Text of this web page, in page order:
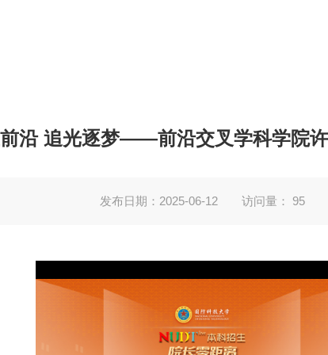
沿 追光逐梦——前沿交叉学科学院
发布日期：2025-06-12 访问量： 95